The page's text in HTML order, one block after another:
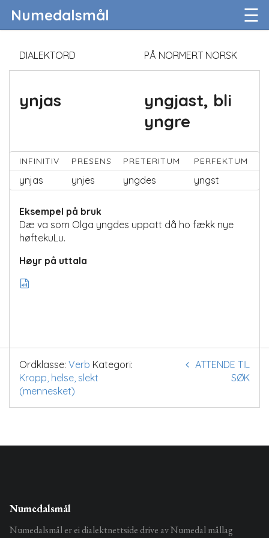
Numedalsmål ☰
DIALEKTORD PÅ NORMERT NORSK
ynjas
yngjast, bli
yngre
INFINITIV PRESENS PRETERITUM PERFEKTUM
ynjas ynjes yngdes yngst
Eksempel på bruk
Dæ va som Olga yngdes uppatt då ho fækk nye
høftekuLu.
Høyr på uttala
Ordklasse: Verb Kategori:
Kropp, helse, slekt
(mennesket)
ATTENDE TIL
SØK
Numedalsmål
Numedalsmål er ei dialektnettside drive av Numedal mållag